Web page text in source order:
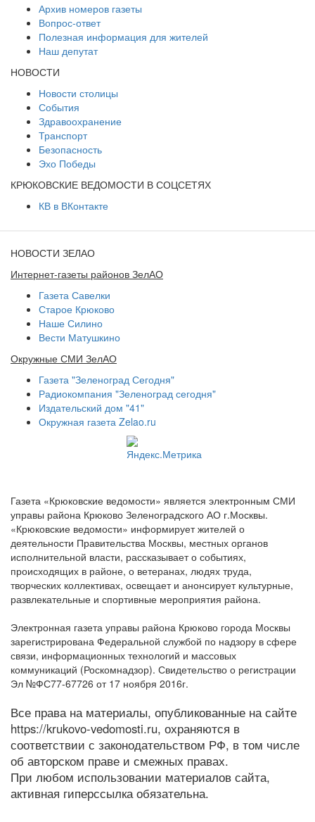
Архив номеров газеты
Вопрос-ответ
Полезная информация для жителей
Наш депутат
НОВОСТИ
Новости столицы
События
Здравоохранение
Транспорт
Безопасность
Эхо Победы
КРЮКОВСКИЕ ВЕДОМОСТИ В СОЦСЕТЯХ
КВ в ВКонтакте
НОВОСТИ ЗЕЛАО
Интернет-газеты районов ЗелАО
Газета Савелки
Старое Крюково
Наше Силино
Вести Матушкино
Окружные СМИ ЗелАО
Газета "Зеленоград Сегодня"
Радиокомпания "Зеленоград сегодня"
Издательский дом "41"
Окружная газета Zelao.ru
Газета «Крюковские ведомости» является электронным СМИ
управы района Крюково Зеленоградского АО г.Москвы.
«Крюковские ведомости» информирует жителей о
деятельности Правительства Москвы, местных органов
исполнительной власти, рассказывает о событиях,
происходящих в районе, о ветеранах, людях труда,
творческих коллективах, освещает и анонсирует культурные,
развлекательные и спортивные мероприятия района.
Электронная газета управы района Крюково города Москвы
зарегистрирована Федеральной службой по надзору в сфере
связи, информационных технологий и массовых
коммуникаций (Роскомнадзор). Свидетельство о регистрации
Эл №ФС77-67726 от 17 ноября 2016г.
Все права на материалы, опубликованные на сайте
https://krukovo-vedomosti.ru, охраняются в
соответствии с законодательством РФ, в том числе
об авторском праве и смежных правах.
При любом использовании материалов сайта,
активная гиперссылка обязательна.